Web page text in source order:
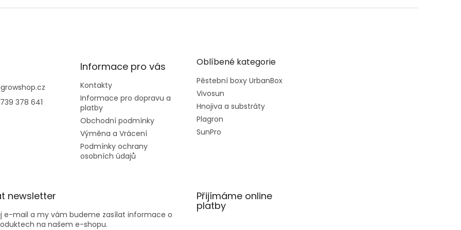
growshop.cz
378 641
Informace pro vás
Kontakty
Informace pro dopravu a
platby
Obchodní podmínky
Výměna a Vrácení
Podmínky ochrany
osobních údajů
Oblíbené kategorie
Pěstební boxy UrbanBox
Vivosun
Hnojiva a substráty
Plagron
SunPro
newsletter
e-mail a my vám budeme zasílat informace o
na našem e-shopu.
Přijímáme online
platby